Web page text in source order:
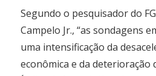
Segundo o pesquisador do
Campelo Jr., “as sondagens
uma intensificação da
econômica e da deterioração